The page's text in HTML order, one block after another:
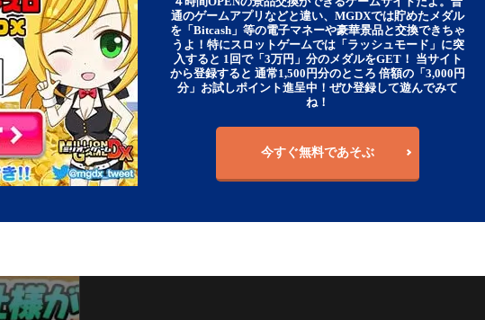
通のゲームアプリなどと違い、MGDXでは貯めたメダル
を「Bitcash」等の電子マネーや豪華景品と交換できちゃ
うよ！特にスロットゲームでは「ラッシュモード」に突
入すると 1回で「3万円」分のメダルをGET！ 当サイト
から登録すると 通常1,500円分のところ 倍額の「3,000円
分」お試しポイント進呈中！ぜひ登録して遊んでみて
ね！
今すぐ無料であそぶ